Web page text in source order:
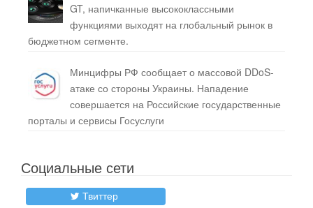
GT, напичканные высококлассными
функциями выходят на глобальный рынок в
бюджетном сегменте.
Минцифры РФ сообщает о массовой DDoS-
атаке со стороны Украины. Нападение
совершается на Российские государственные
порталы и сервисы Госуслуги
Социальные сети
Твиттер